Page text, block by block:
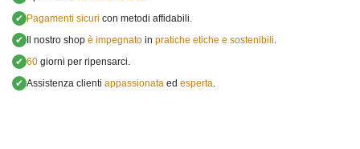
✔ Pagamenti sicuri con metodi affidabili.
✔
Il nostro shop è impegnato in pratiche etiche e sostenibili.
✔ 60 giorni per ripensarci.
✔ Assistenza clienti appassionata ed esperta.